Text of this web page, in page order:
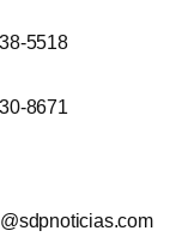
5518
8671